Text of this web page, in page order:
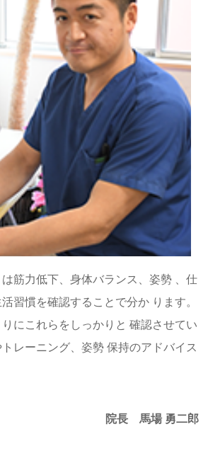
筋力低下、身体バランス、姿勢 、仕
習慣を確認することで分か ります。
にこれらをしっかりと 確認させてい
レーニング、姿勢 保持のアドバイス
院長 馬場 勇二郎